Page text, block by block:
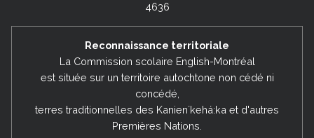
4636
Reconnaissance territoriale
La Commission scolaire English-Montréal
est située sur un territoire autochtone non cédé ni
concédé,
terres traditionnelles des Kanienʼkehá:ka et d'autres
Premières Nations.